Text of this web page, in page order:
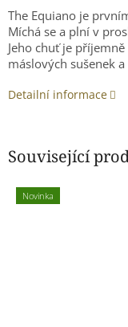
The Equiano je
Míchá se a plní v
Jeho chuť je
máslových sušenek
Detailní informace
Související
Novinka